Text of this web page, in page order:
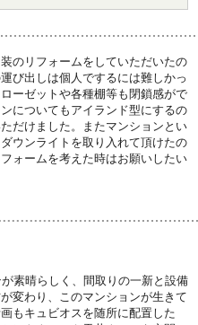
のリフォームをしていただいたの
び出しは個人でするには難しかっ
ーゼットや各種棚等も閉鎖感がで
についてもアイランド型にするの
だけました。またマンションとい
ウンライトを取り入れて頂けたの
ォームを考えた時はお願いしたい
素晴らしく、間取りの一新と設備
変わり、このマンションが生きて
もキュビオスを随所に配置した